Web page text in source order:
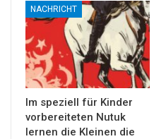
NACHRICHT
Im speziell für Kinder
vorbereiteten Nutuk
lernen die Kleinen die